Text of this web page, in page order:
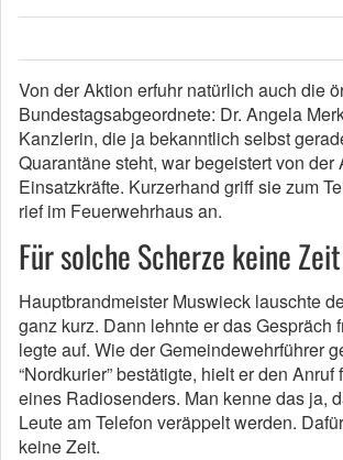
Von der Aktion erfuhr natürlich auch die
Bundestagsabgeordnete: Dr. Angela
Kanzlerin, die ja bekanntlich selbst
Quarantäne steht, war begeistert von der
Einsatzkräfte. Kurzerhand griff sie zum
rief im Feuerwehrhaus an.
Für solche Scherze keine Zeit
Hauptbrandmeister Muswieck lauschte
ganz kurz. Dann lehnte er das Gespräch
legte auf. Wie der Gemeindewehrführer
“Nordkurier” bestätigte, hielt er den
eines Radiosenders. Man kenne das ja,
Leute am Telefon veräppelt werden.
keine Zeit.